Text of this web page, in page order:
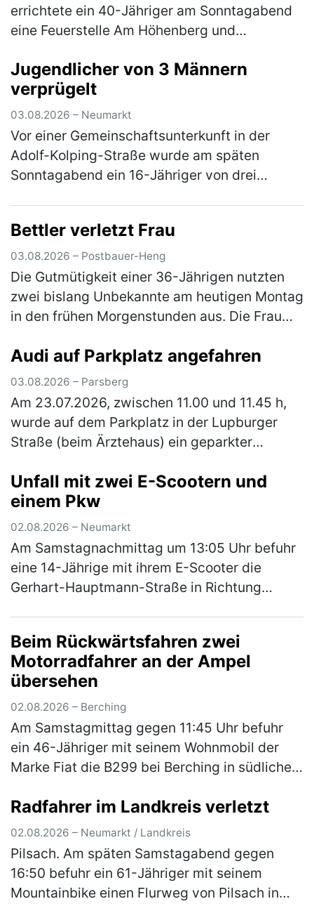
errichtete ein 40-Jähriger am Sonntagabend
eine Feuerstelle Am Höhenberg und
Feuer wieder löschen und erhält nun eine A…
(mehr)
Jugendlicher von 3 Männern
verprügelt
03.08.2026 – Neumarkt
Vor einer Gemeinschaftsunterkunft in der
Adolf-Kolping-Straße wurde am späten
Sonntagabend ein 16-Jähriger von drei
Männ…(mehr)
Bettler verletzt Frau
03.08.2026 – Postbauer-Heng
Die Gutmütigkeit einer 36-Jährigen nutzten
zwei bislang Unbekannte am heutigen Montag
in den frühen Morgenstunden aus. Die Frau
unterwegs, als sie einen Man…(mehr)
Audi auf Parkplatz angefahren
03.08.2026 – Parsberg
Am 23.07.2026, zwischen 11.00 und 11.45 h,
wurde auf dem Parkplatz in der Lupburger
Straße (beim Ärztehaus) ein geparkter
wurde vorne links (Kotflügel und Stoßs…
(mehr)
Unfall mit zwei E-Scootern und
einem Pkw
02.08.2026 – Neumarkt
Am Samstagnachmittag um 13:05 Uhr befuhr
eine 14-Jährige mit ihrem E-Scooter die
Gerhart-Hauptmann-Straße in Richtung
Scoote…(mehr)
Beim Rückwärtsfahren zwei
Motorradfahrer an der Ampel
übersehen
02.08.2026 – Berching
Am Samstagmittag gegen 11:45 Uhr befuhr
ein 46-Jähriger mit seinem Wohnmobil der
Marke Fiat die B299 bei Berching in südliche
ordnete er sich versehentlich an d…(mehr)
Radfahrer im Landkreis verletzt
02.08.2026 – Neumarkt / Landkreis
Pilsach. Am späten Samstagabend gegen
16:50 befuhr ein 61-Jähriger mit seinem
Mountainbike einen Flurweg von Pilsach in